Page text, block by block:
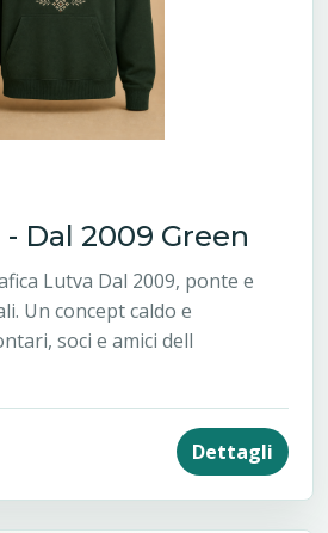
Dal 2009 Green
Lutva Dal 2009, ponte e
Un concept caldo e
soci e amici dell
Dettagli